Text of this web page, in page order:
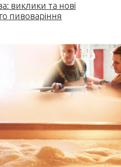
виклики та нові
пивоваріння